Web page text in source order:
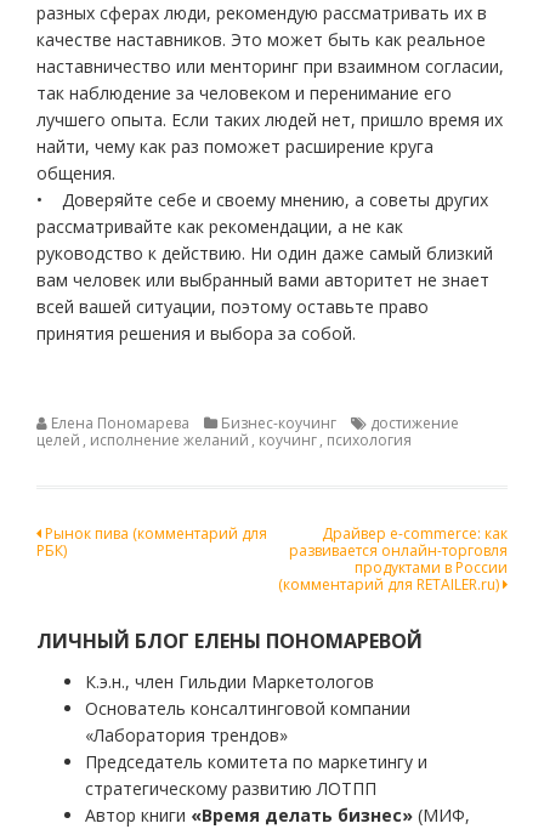
разных сферах люди, рекомендую рассматривать их в
качестве наставников. Это может быть как реальное
наставничество или менторинг при взаимном согласии,
так наблюдение за человеком и перенимание его
лучшего опыта. Если таких людей нет, пришло время их
найти, чему как раз поможет расширение круга
общения.
• Доверяйте себе и своему мнению, а советы других
рассматривайте как рекомендации, а не как
руководство к действию. Ни один даже самый близкий
вам человек или выбранный вами авторитет не знает
всей вашей ситуации, поэтому оставьте право
принятия решения и выбора за собой.
Елена Пономарева Бизнес-коучинг
достижение
целей , исполнение желаний , коучинг, психология
Навигация
Рынок пива (комментарий для
РБК)
Драйвер e-commerce: как
развивается онлайн-торговля
продуктами в России
(комментарий для RETAILER.ru)
ЛИЧНЫЙ БЛОГ ЕЛЕНЫ ПОНОМАРЕВОЙ
К.э.н., член Гильдии Маркетологов
Основатель консалтинговой компании
«Лаборатория трендов»
Председатель комитета по маркетингу и
стратегическому развитию ЛОТПП
Автор книги «Время делать бизнес» (МИФ,